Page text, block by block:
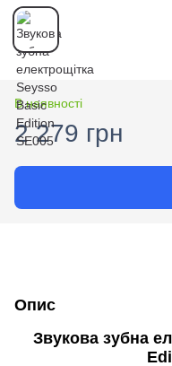
В наявності
2 279 грн
Опис
Звукова зубна